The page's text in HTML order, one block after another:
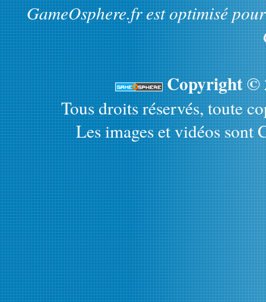
GameOsphere.fr est optimisé
Copyright ©
Tous droits réservés, toute
Les images et vidéos